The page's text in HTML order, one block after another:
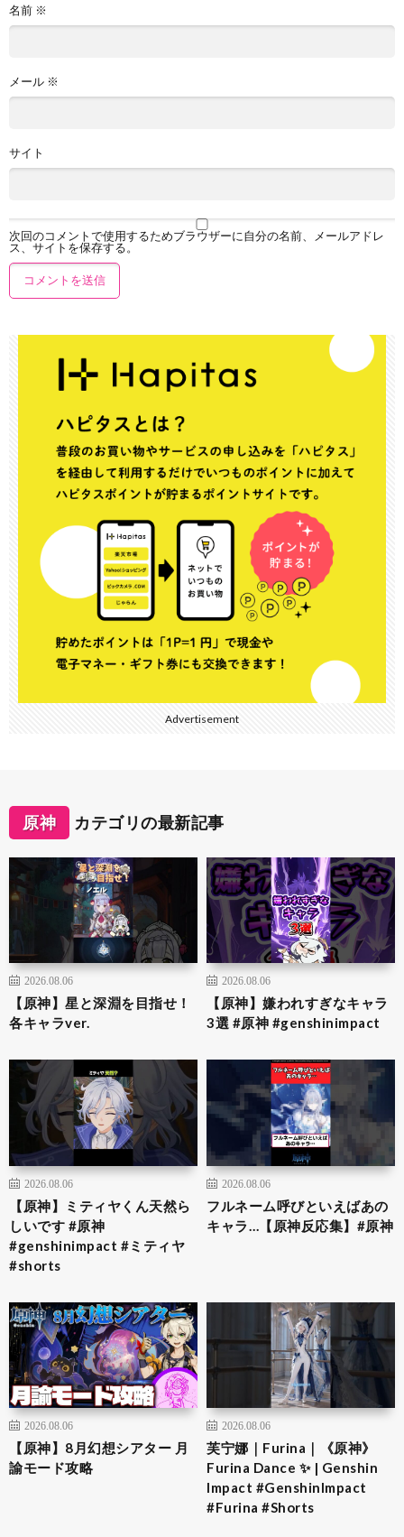
名前 ※
メール ※
サイト
次回のコメントで使用するためブラウザーに自分の名前、メールアドレ
ス、サイトを保存する。
Advertisement
原神 カテゴリの最新記事
2026.08.06
【原神】星と深淵を目指せ！
各キャラver.
2026.08.06
【原神】嫌われすぎなキャラ
3選 #原神 #genshinimpact
2026.08.06
【原神】ミティヤくん天然ら
しいです #原神
#genshinimpact #ミティヤ
#shorts
2026.08.06
フルネーム呼びといえばあの
キャラ…【原神反応集】#原神
2026.08.06
【原神】8月幻想シアター 月
諭モード攻略
2026.08.06
芙宁娜｜Furina｜《原神》
Furina Dance ✨ | Genshin
Impact #GenshinImpact
#Furina #Shorts